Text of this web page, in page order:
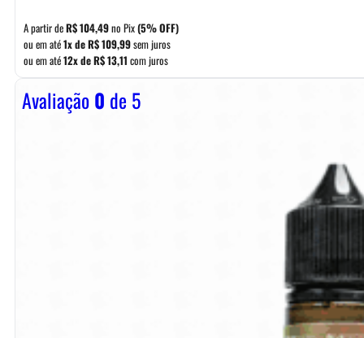
A partir deR$104,49no Pix(5% OFF)
ou em até1x deR$109,99sem juros
ou em até12x deR$13,11 com juros
Avaliação0 de 5